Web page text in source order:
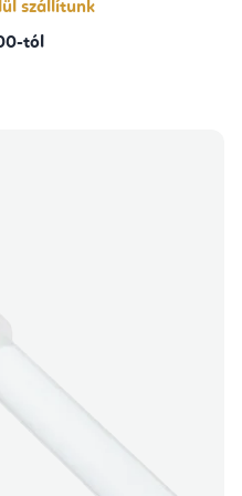
szállítunk
tól